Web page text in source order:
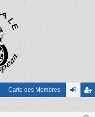
Carte des Membres